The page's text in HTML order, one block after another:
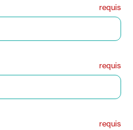
requis
requis
requis